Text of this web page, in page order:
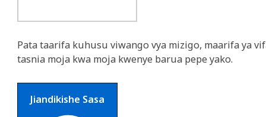
Pata taarifa kuhusu viwango vya mizigo, maarifa ya
tasnia moja kwa moja kwenye barua pepe yako.
Jiandikishe Sasa